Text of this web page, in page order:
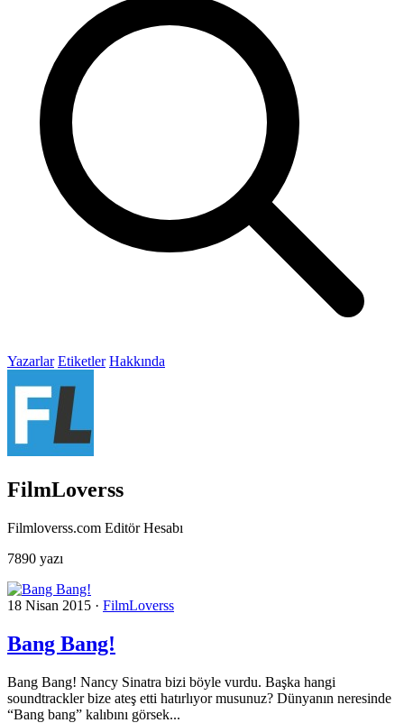
Yazarlar Etiketler Hakkında
FilmLoverss
Filmloverss.com Editör Hesabı
7890 yazı
18 Nisan 2015 · FilmLoverss
Bang Bang!
Bang Bang! Nancy Sinatra bizi böyle vurdu. Başka hangi
soundtrackler bize ateş etti hatırlıyor musunuz? Dünyanın neresinde
“Bang bang” kalıbını görsek...